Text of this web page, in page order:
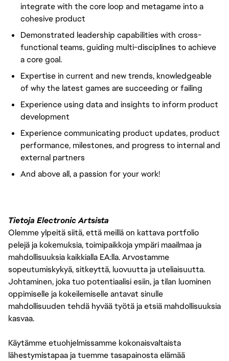
integrate with the core loop and metagame into a
cohesive product
Demonstrated leadership capabilities with cross-
functional teams, guiding multi-disciplines to achieve
a core goal.
Expertise in current and new trends, knowledgeable
of why the latest games are succeeding or failing
Experience using data and insights to inform product
development
Experience communicating product updates, product
performance, milestones, and progress to internal and
external partners
And above all, a passion for your work!
Tietoja Electronic Artsista
Olemme ylpeitä siitä, että meillä on kattava portfolio
pelejä ja kokemuksia, toimipaikkoja ympäri maailmaa ja
mahdollisuuksia kaikkialla EA:lla. Arvostamme
sopeutumiskykyä, sitkeyttä, luovuutta ja uteliaisuutta.
Johtaminen, joka tuo potentiaalisi esiin, ja tilan luominen
oppimiselle ja kokeilemiselle antavat sinulle
mahdollisuuden tehdä hyvää työtä ja etsiä mahdollisuuksia
kasvaa.
Käytämme etuohjelmissamme kokonaisvaltaista
lähestymistapaa ja tuemme tasapainosta elämää